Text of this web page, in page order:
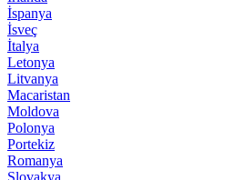
İspanya
İsveç
İtalya
Letonya
Litvanya
Macaristan
Moldova
Polonya
Portekiz
Romanya